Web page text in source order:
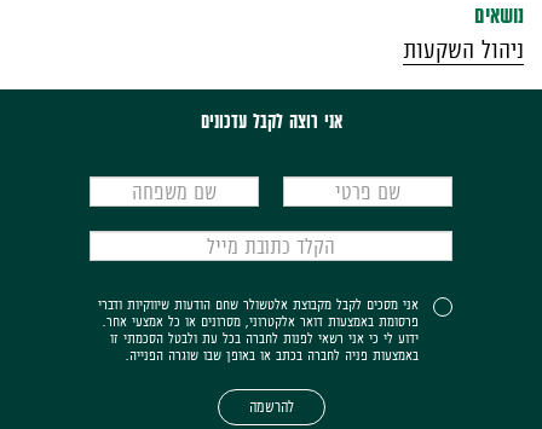
נושאים
ניהול השקעות
אני רוצה לקבל עדכונים
אני מסכים לקבל מקבוצת אלטשולר שחם הודעות שיווקיות ודברי
פרסומת באמצעות דואר אלקטרוני, מסרונים או כל אמצעי אחר.
ידוע לי כי אני רשאי לפנות לחברה בכל עת ולבטל הסכמתי זו
באמצעות פניה לחברה בכתב או באופן שבו שוגרה הפנייה.
להרשמה